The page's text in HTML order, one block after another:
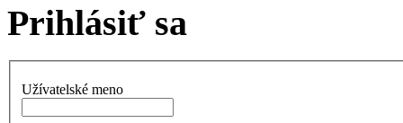
Prihlásiť sa
Užívatelské meno